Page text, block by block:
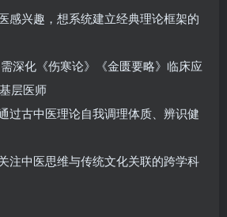
感兴趣，想系统建立经典理论框架的
深化《伤寒论》《金匮要略》临床应
层医师
过古中医理论自我调理体质、辨识健
注中医思维与传统文化关联的跨学科